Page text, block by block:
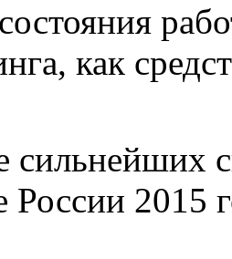
как
сильнейших
России 2015